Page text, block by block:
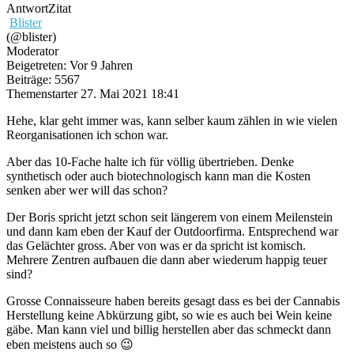
AntwortZitat
Blister
(@blister)
Moderator
Beigetreten: Vor 9 Jahren
Beiträge: 5567
Themenstarter 27. Mai 2021 18:41
Hehe, klar geht immer was, kann selber kaum zählen in wie vielen
Reorganisationen ich schon war.
Aber das 10-Fache halte ich für völlig übertrieben. Denke
synthetisch oder auch biotechnologisch kann man die Kosten
senken aber wer will das schon?
Der Boris spricht jetzt schon seit längerem von einem Meilenstein
und dann kam eben der Kauf der Outdoorfirma. Entsprechend war
das Gelächter gross. Aber von was er da spricht ist komisch.
Mehrere Zentren aufbauen die dann aber wiederum happig teuer
sind?
Grosse Connaisseure haben bereits gesagt dass es bei der Cannabis
Herstellung keine Abkürzung gibt, so wie es auch bei Wein keine
gäbe. Man kann viel und billig herstellen aber das schmeckt dann
eben meistens auch so 😉